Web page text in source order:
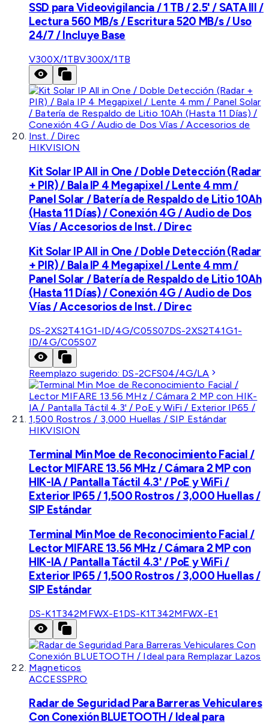
SSD para Videovigilancia / 1 TB / 2.5' / SATA III /
Lectura 560 MB/s / Escritura 520 MB/s / Uso
24/7 / Incluye Base
V300X/1TBV300X/1TB
HIKVISION
Kit Solar IP All in One / Doble Detección (Radar
+ PIR) / Bala IP 4 Megapixel / Lente 4 mm /
Panel Solar / Batería de Respaldo de Litio 10Ah
(Hasta 11 Días) / Conexión 4G / Audio de Dos
Vías / Accesorios de Inst. / Direc
Kit Solar IP All in One / Doble Detección (Radar
+ PIR) / Bala IP 4 Megapixel / Lente 4 mm /
Panel Solar / Batería de Respaldo de Litio 10Ah
(Hasta 11 Días) / Conexión 4G / Audio de Dos
Vías / Accesorios de Inst. / Direc
DS-2XS2T41G1-ID/4G/C05S07DS-2XS2T41G1-
ID/4G/C05S07
Reemplazo sugerido: DS-2CFS04/4G/LA
HIKVISION
Terminal Min Moe de Reconocimiento Facial /
Lector MIFARE 13.56 MHz / Cámara 2 MP con
HIK-IA / Pantalla Táctil 4.3' / PoE y WiFi /
Exterior IP65 / 1,500 Rostros / 3,000 Huellas /
SIP Estándar
Terminal Min Moe de Reconocimiento Facial /
Lector MIFARE 13.56 MHz / Cámara 2 MP con
HIK-IA / Pantalla Táctil 4.3' / PoE y WiFi /
Exterior IP65 / 1,500 Rostros / 3,000 Huellas /
SIP Estándar
DS-K1T342MFWX-E1 DS-K1T342MFWX-E1
ACCESSPRO
Radar de Seguridad Para Barreras Vehiculares
Con Conexión BLUETOOTH / Ideal para